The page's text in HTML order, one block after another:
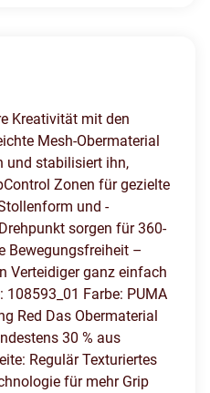
Kreativität mit den
Mesh-Obermaterial
und stabilisiert ihn,
Zonen für gezielte
und -
sorgen für 360-
Bewegungsfreiheit –
Verteidiger ganz einfach
Farbe: PUMA
Red Das Obermaterial
30 % aus
Regulär Texturiertes
für mehr Grip